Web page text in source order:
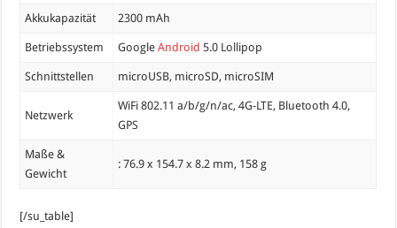
Akkukapazität 2300 mAh
Betriebssystem GoogleAndroid 5.0 Lollipop
Schnittstellen microUSB, microSD, microSIM
Netzwerk
WiFi 802.11 a/b/g/n/ac, 4G-LTE, Bluetooth 4.0,
GPS
Maße &
Gewicht
: 76.9 x 154.7 x 8.2 mm, 158 g
[/su_table]